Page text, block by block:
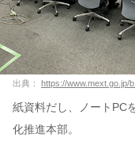
出典： https://www.mext.go.jp/
紙資料だし、ノートPC
化推進本部。